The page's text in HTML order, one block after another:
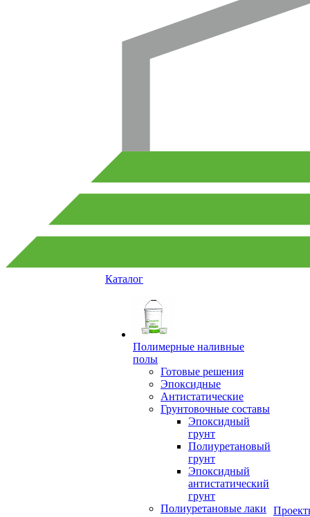
Каталог
Полимерные наливные
полы
Готовые решения
Эпоксидные
Антистатические
Грунтовочные составы
Эпоксидный
грунт
Полиуретановый
грунт
Эпоксидный
антистатический
грунт
Полиуретановые лаки